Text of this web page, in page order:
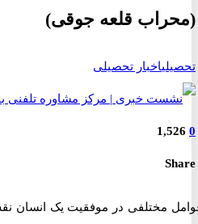
قلعه جوقی)
اخبار تحصیلی
مختلفی در موفقیت یک انسان نقش